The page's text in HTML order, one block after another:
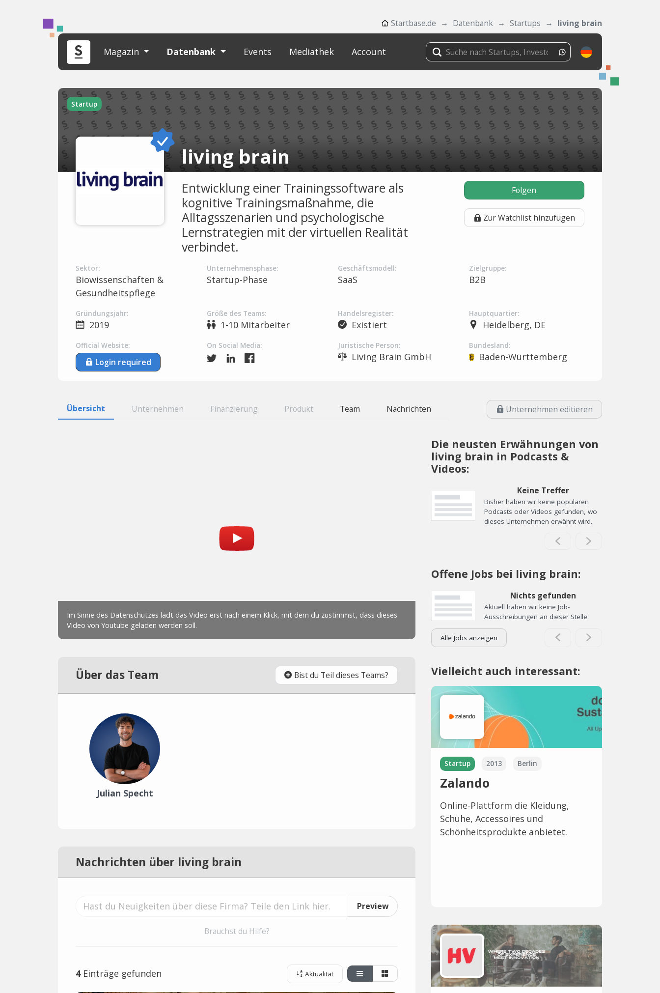
Startbase.de Datenbank Startups living brain
Magazin Datenbank Events Mediathek Account
Startup
living brain
Entwicklung einer Trainingssoftware als
kognitive Trainingsmaßnahme, die
Alltagsszenarien und psychologische
Lernstrategien mit der virtuellen Realität
verbindet.
Folgen
Zur Watchlist hinzufügen
Sektor:
Biowissenschaften &
Gesundheitspflege
Unternehmensphase:
Startup-Phase
Geschäftsmodell:
SaaS
Zielgruppe:
B2B
Gründungsjahr:
2019
Größe des Teams:
1-10 Mitarbeiter
Handelsregister:
Existiert
Hauptquartier:
Heidelberg, DE
Official Website:
Login required
On Social Media: Juristische Person:
Living Brain GmbH
Bundesland:
Baden-Württemberg
Übersicht Unternehmen Finanzierung Produkt Team Nachrichten Unternehmen editieren
Über das Team Bist du Teil dieses Teams?
Julian Specht
Nachrichten über living brain
Preview
Brauchst du Hilfe?
4Einträge gefunden Aktualität
Die neusten Erwähnungen von
living brain in Podcasts &
Videos:
Keine Treffer
Bisher haben wir keine populären
Podcasts oder Videos gefunden, wo
dieses Unternehmen erwähnt wird.
Offene Jobs bei living brain:
Nichts gefunden
Aktuell haben wir keine Job-
Ausschreibungen an dieser Stelle.
Alle Jobs anzeigen
Vielleicht auch interessant:
Startup 2013 Berlin
Zalando
Online-Plattform die Kleidung,
Schuhe, Accessoires und
Schönheitsprodukte anbietet.